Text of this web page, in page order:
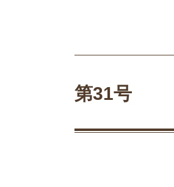
第31号